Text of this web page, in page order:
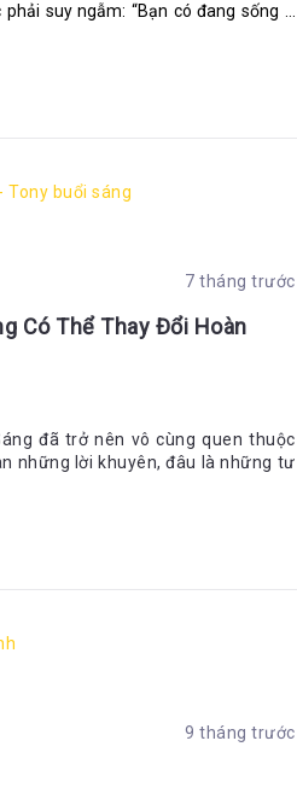
suy ngẫm: “Bạn có đang sống ...
Tony buổi sáng
7 tháng trước
Có Thể Thay Đổi Hoàn
đã trở nên vô cùng quen thuộc
những lời khuyên, đâu là những tư
9 tháng trước